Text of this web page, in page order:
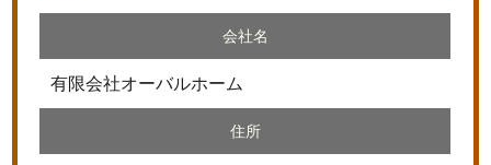
会社名
有限会社オーバルホーム
住所